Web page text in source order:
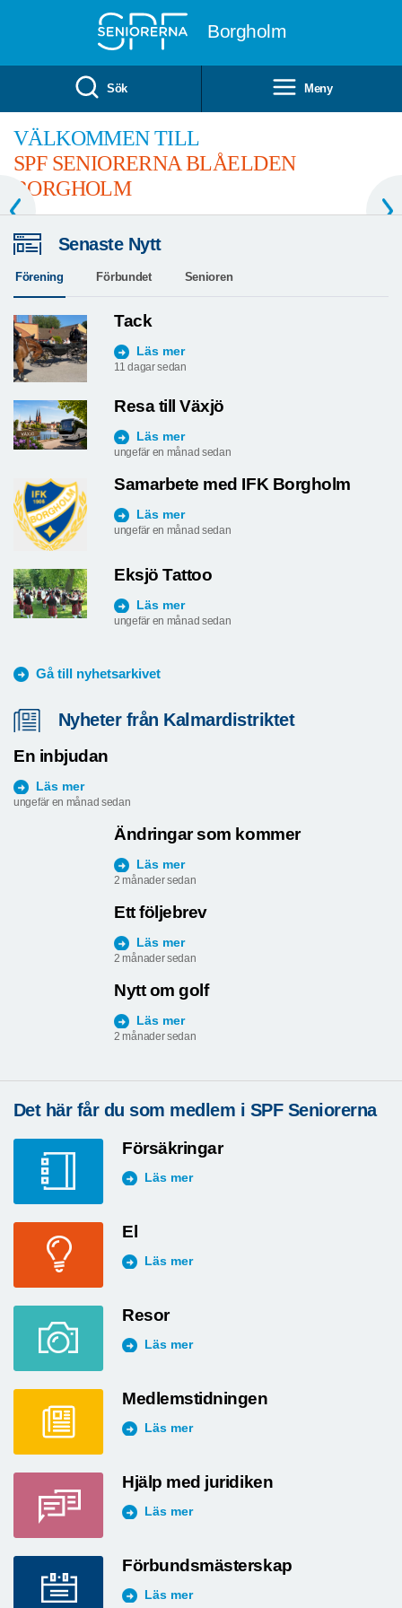
Borgholm
Sök Meny
VÄLKOMMEN TILL
SPF SENIORERNA BLÅELDEN
BORGHOLM
Senaste Nytt
Förening Förbundet Senioren
Tack
Läs mer
11 dagar sedan
Resa till Växjö
Läs mer
ungefär en månad sedan
Samarbete med IFK Borgholm
Läs mer
ungefär en månad sedan
Eksjö Tattoo
Läs mer
ungefär en månad sedan
Gå till nyhetsarkivet
Nyheter från Kalmardistriktet
En inbjudan
Läs mer
ungefär en månad sedan
Ändringar som kommer
Läs mer
2 månader sedan
Ett följebrev
Läs mer
2 månader sedan
Nytt om golf
Läs mer
2 månader sedan
Det här får du som medlem i SPF Seniorerna
Försäkringar
Läs mer
El
Läs mer
Resor
Läs mer
Medlemstidningen
Läs mer
Hjälp med juridiken
Läs mer
Förbundsmästerskap
Läs mer